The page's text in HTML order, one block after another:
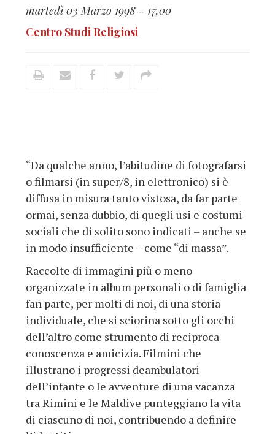
martedì 03 Marzo 1998 - 17,00
Centro Studi Religiosi
“Da qualche anno, l’abitudine di fotografarsi
o filmarsi (in super/8, in elettronico) si è
diffusa in misura tanto vistosa, da far parte
ormai, senza dubbio, di quegli usi e costumi
sociali che di solito sono indicati – anche se
in modo insufficiente – come “di massa”.
Raccolte di immagini più o meno
organizzate in album personali o di famiglia
fan parte, per molti di noi, di una storia
individuale, che si sciorina sotto gli occhi
dell’altro come strumento di reciproca
conoscenza e amicizia. Filmini che
illustrano i progressi deambulatori
dell’infante o le avventure di una vacanza
tra Rimini e le Maldive punteggiano la vita
di ciascuno di noi, contribuendo a definire